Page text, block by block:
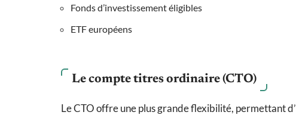
Fonds d’investissement éligibles
ETF européens
Le compte titres ordinaire (CTO)
Le CTO offre une plus grande flexibilité, permettant d’